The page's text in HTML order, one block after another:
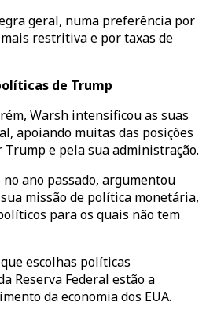
geral, numa preferência por
restritiva e por taxas de
de Trump
Warsh intensificou as suas
apoiando muitas das posições
e pela sua administração.
ano passado, argumentou
missão de política monetária,
para os quais não tem
escolhas políticas
Reserva Federal estão a
da economia dos EUA.